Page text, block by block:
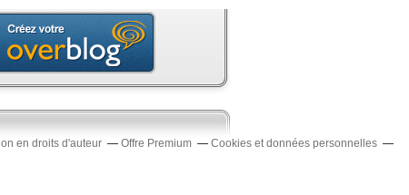
en droits d'auteur Offre Premium
Cookies et données personnelles